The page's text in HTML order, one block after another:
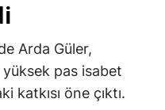
Arda Güler,
pas isabet
katkısı öne çıktı.